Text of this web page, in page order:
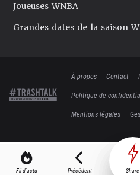
Fil d'actu Précédent Share
Joueuses WNBA
Grandes dates de la saison
À propos Contact
Politique de
Mentions légales